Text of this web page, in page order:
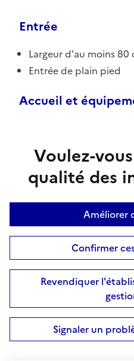
Entrée
Largeur d'au moins 80
Entrée de plain pied
Accueil et
Voulez-
qualité des
Améliorer
Confirmer
Revendiquer
Signaler un